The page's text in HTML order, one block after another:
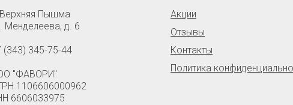
Пышма
Менделеева, д. 6
(343) 345-75-44
"ФАВОРИ"
1106606000962
6606033975
Акции
Отзывы
Контакты
Политика